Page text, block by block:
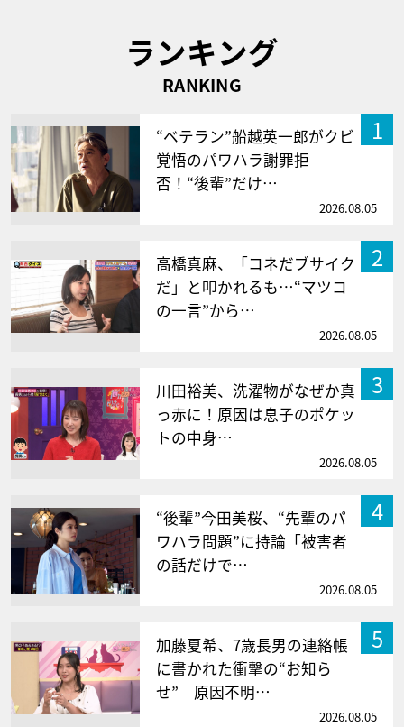
ランキング
RANKING
1
“ベテラン”船越英一郎がクビ
覚悟のパワハラ謝罪拒
否！“後輩”だけ…
2026.08.05
2
高橋真麻、「コネだブサイク
だ」と叩かれるも…“マツコ
の一言”から…
2026.08.05
3
川田裕美、洗濯物がなぜか真
っ赤に！原因は息子のポケッ
トの中身…
2026.08.05
4
“後輩”今田美桜、“先輩のパ
ワハラ問題”に持論「被害者
の話だけで…
2026.08.05
5
加藤夏希、7歳長男の連絡帳
に書かれた衝撃の“お知ら
せ” 原因不明…
2026.08.05